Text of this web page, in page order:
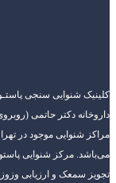
کلینیک شنوایی سنجی
مراکز شنوایی موجود در
می‌باشد. مرکز شنوایی